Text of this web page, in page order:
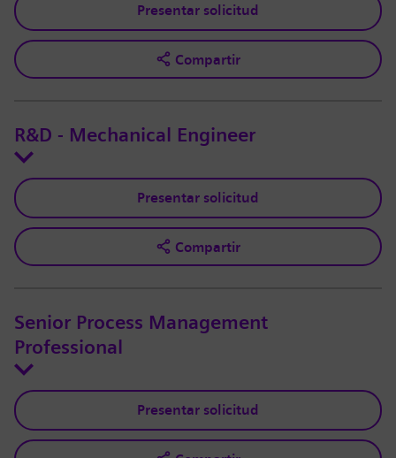
Presentar solicitud
Compartir
R&D - Mechanical Engineer
Presentar solicitud
Compartir
Senior Process Management
Professional
Presentar solicitud